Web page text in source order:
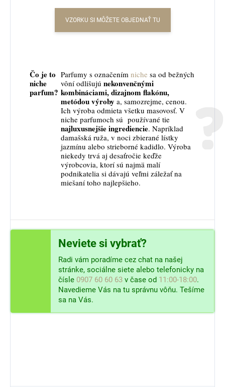
VZORKU SI MÔŽETE OBJEDNAŤ TU
Čo je to
niche
parfum?
Parfumy s označením niche sa od bežných
vôní odlišujú nekonvenčnými
kombináciami, dizajnom flakónu,
metódou výroby a, samozrejme, cenou.
Ich výroba odmieta všetku masovosť. V
niche parfumoch sú používané tie
najluxusnejšie ingrediencie. Napríklad
damašská ruža, v noci zbierané lístky
jazmínu alebo strieborné kadidlo. Výroba
niekedy trvá aj desaťročie keďže
výrobcovia, ktorí sú najmä malí
podnikatelia si dávajú veľmi záležať na
miešaní toho najlepšieho.
Neviete si vybrať?
Radi vám poradíme cez chat na našej
stránke, sociálne siete alebo telefonicky na
čísle 0907 60 60 63 v čase od 11:00-18:00.
Navedieme Vás na tu správnu vôňu. Tešíme
sa na Vás.